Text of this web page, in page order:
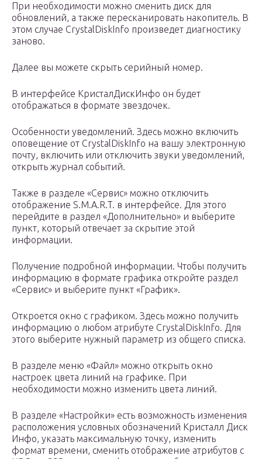
При необходимости можно сменить диск для
обновлений, а также пересканировать накопитель. В
этом случае CrystalDiskInfo произведет диагностику
заново.
Далее вы можете скрыть серийный номер.
В интерфейсе КристалДискИнфо он будет
отображаться в формате звездочек.
Особенности уведомлений. Здесь можно включить
оповещение от CrystalDiskInfo на вашу электронную
почту, включить или отключить звуки уведомлений,
открыть журнал событий.
Также в разделе «Сервис» можно отключить
отображение S.M.A.R.T. в интерфейсе. Для этого
перейдите в раздел «Дополнительно» и выберите
пункт, который отвечает за скрытие этой
информации.
Получение подробной информации. Чтобы получить
информацию в формате графика откройте раздел
«Сервис» и выберите пункт «График».
Откроется окно с графиком. Здесь можно получить
информацию о любом атрибуте CrystalDiskInfo. Для
этого выберите нужный параметр из общего списка.
В разделе меню «Файл» можно открыть окно
настроек цвета линий на графике. При
необходимости можно изменить цвета линий.
В разделе «Настройки» есть возможность изменения
расположения условных обозначений Кристалл Диск
Инфо, указать максимальную точку, изменить
формат времени, сменить отображение атрибутов с